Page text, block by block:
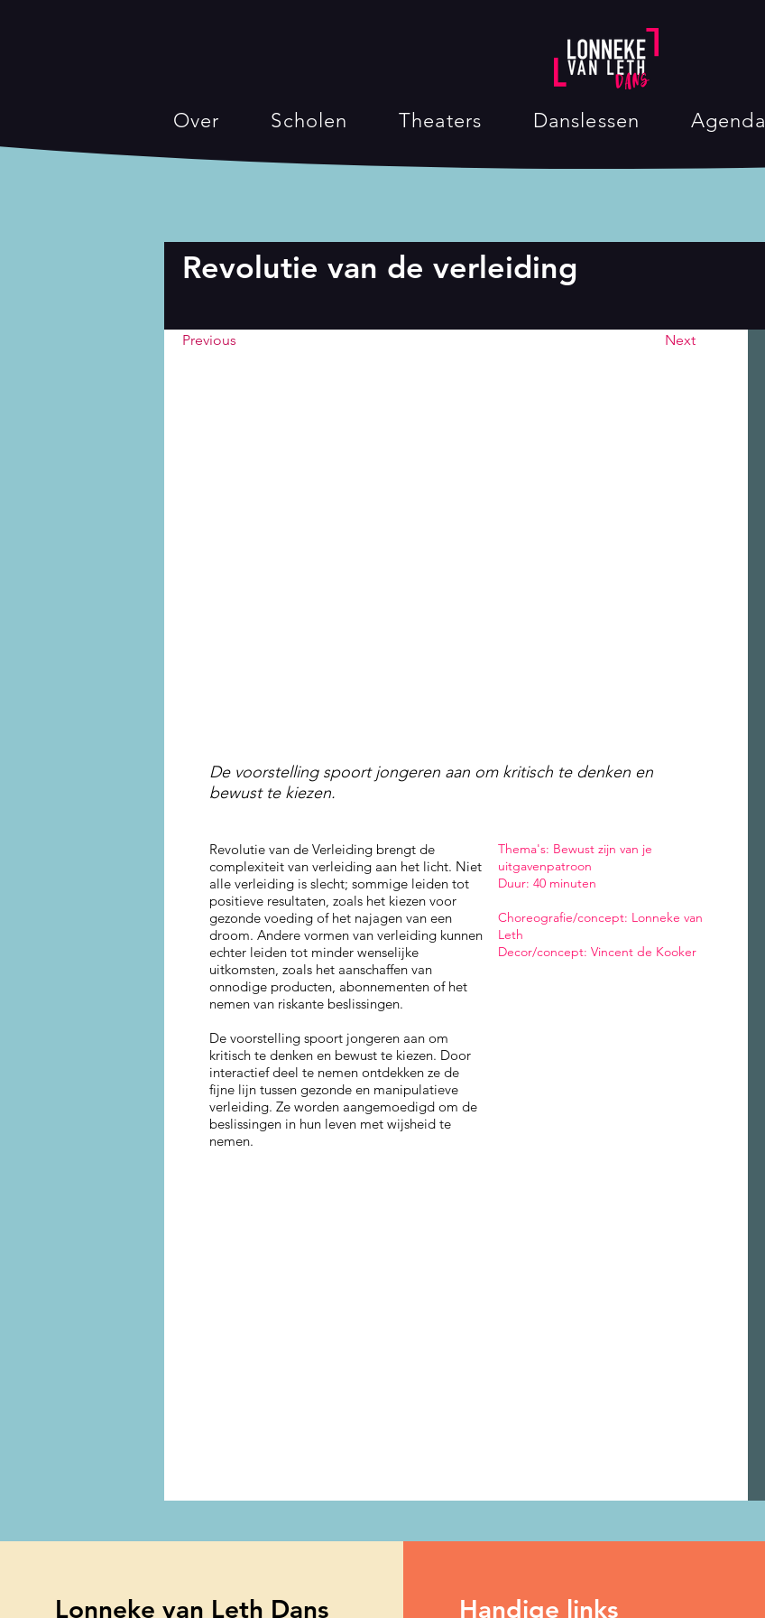
Over Scholen Theaters Danslessen Agenda
Previous Next
De voorstelling spoort jongeren aan om kritisch te denken en
bewust te kiezen.
Revolutie van de Verleiding brengt de
complexiteit van verleiding aan het licht. Niet
alle verleiding is slecht; sommige leiden tot
positieve resultaten, zoals het kiezen voor
gezonde voeding of het najagen van een
droom. Andere vormen van verleiding kunnen
echter leiden tot minder wenselijke
uitkomsten, zoals het aanschaffen van
onnodige producten, abonnementen of het
nemen van riskante beslissingen.
De voorstelling spoort jongeren aan om
kritisch te denken en bewust te kiezen. Door
interactief deel te nemen ontdekken ze de
fijne lijn tussen gezonde en manipulatieve
verleiding. Ze worden aangemoedigd om de
beslissingen in hun leven met wijsheid te
nemen.
Thema's: Bewust zijn van je
uitgavenpatroon
Duur: 40 minuten
Choreografie/concept: Lonneke van
Leth
Decor/concept: Vincent de Kooker
Revolutie van de verleiding
Lonneke van Leth Dans Handige links